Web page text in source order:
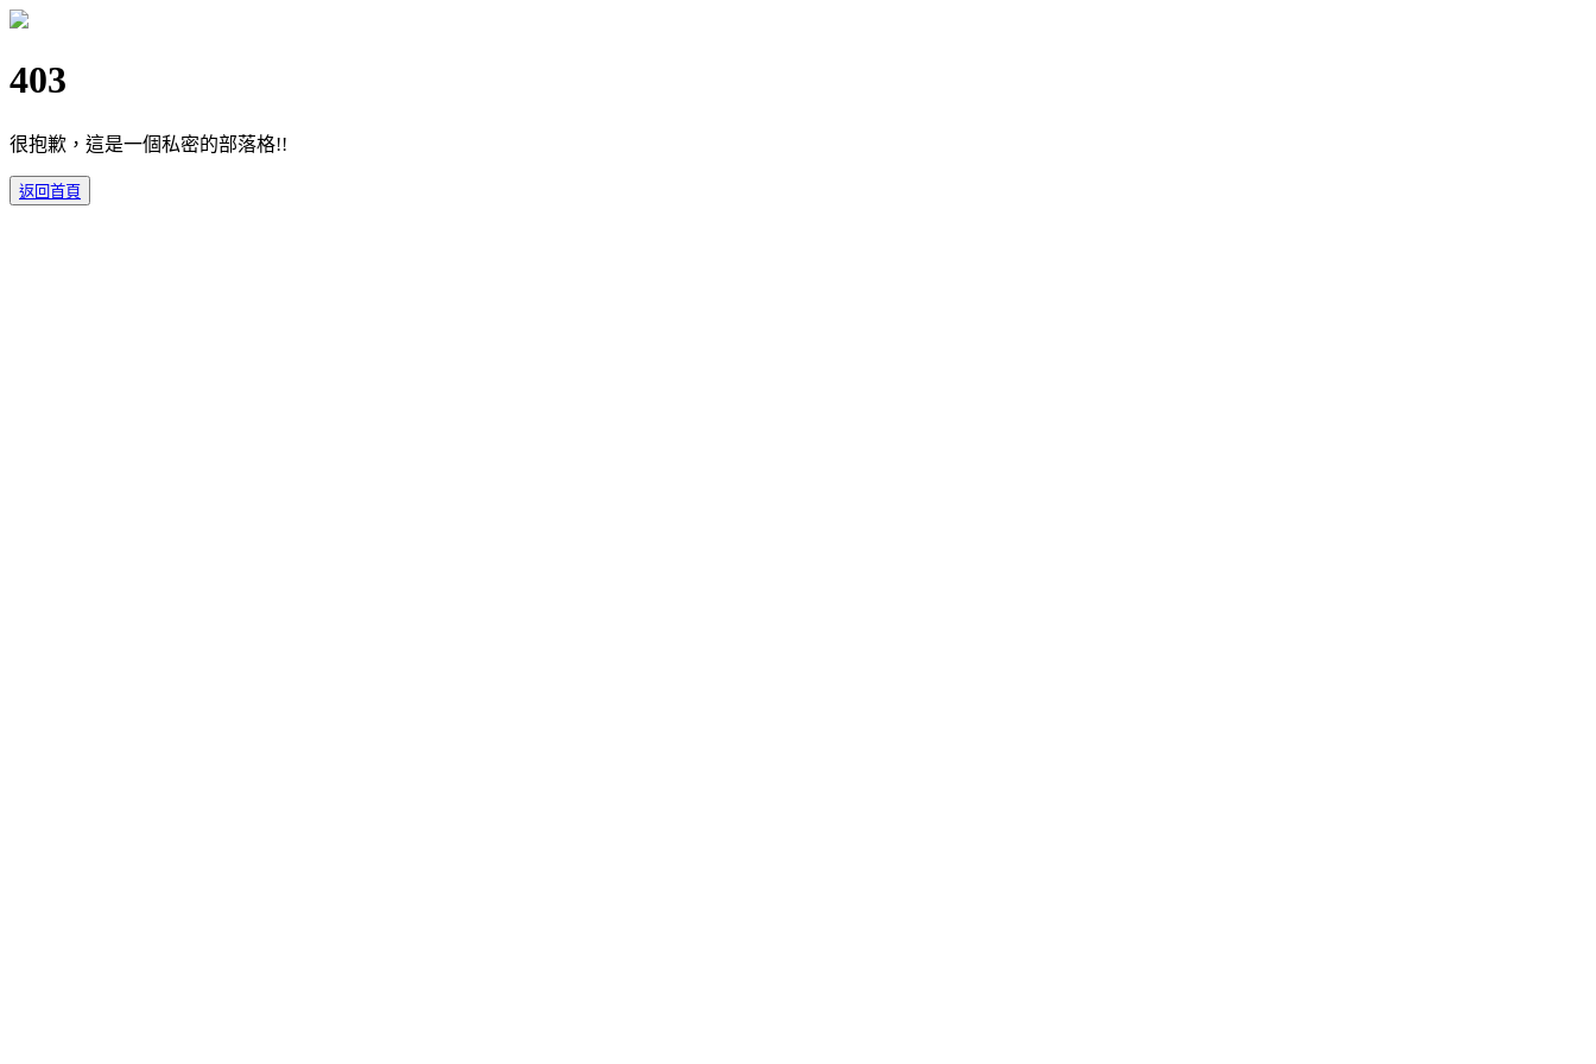
403
很抱歉，這是一個私密的部落格!!
返回首頁